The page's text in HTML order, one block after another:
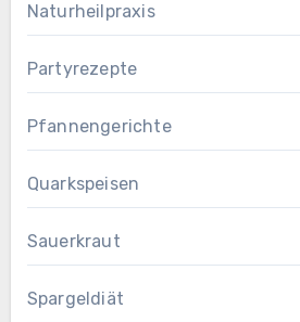
Naturheilpraxis
Partyrezepte
Pfannengerichte
Quarkspeisen
Sauerkraut
Spargeldiät